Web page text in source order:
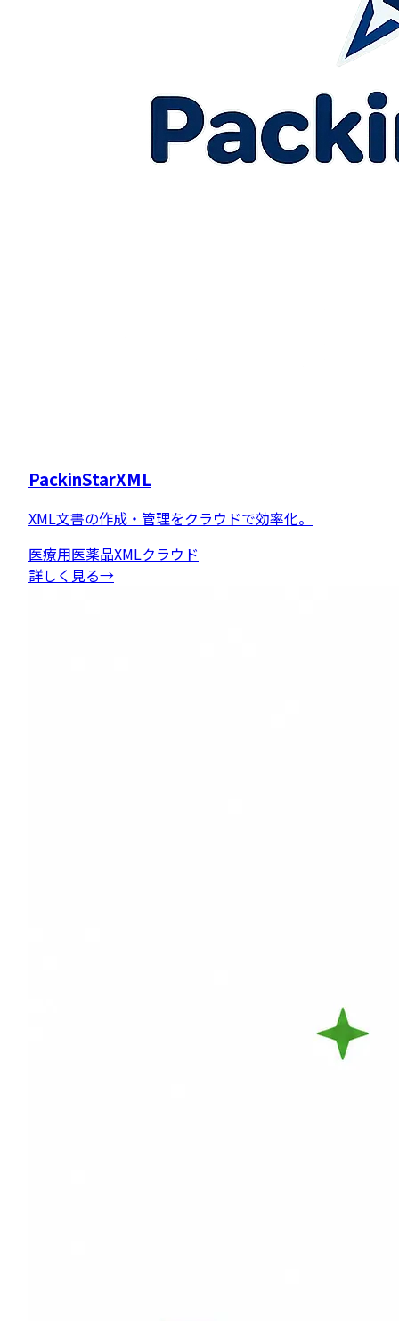
PackinStarXML
XML文書の作成・管理をクラウドで効率化。
医療用医薬品XMLクラウド
詳しく見る→